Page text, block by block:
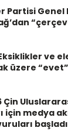
Partisi Genel
ve
üzere
Çin
için medya
başladı